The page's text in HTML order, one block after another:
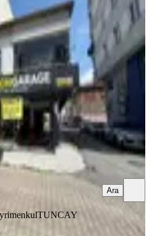
m²·Düz Giriş (Zemin)· 08.08.2026
YILMAZ
TUNCAY
Ara